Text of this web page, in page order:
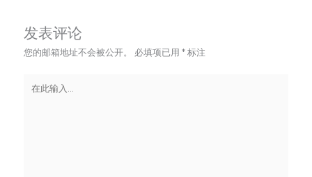
发表评论
您的邮箱地址不会被公开。 必填项已用* 标注